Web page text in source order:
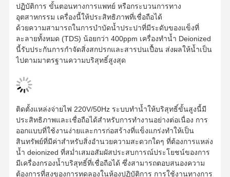
ปฏิบัติการ ขั้นตอนทางการแพทย์ หรือกระบวนการทาง
อุตสาหกรรม เครื่องนี้ให้ประสิทธิภาพที่เชื่อถือได้
ด้วยความสามารถในการบำบัดน้ำประปาที่มีระดับของแข็งที่
ละลายทั้งหมด (TDS) น้อยกว่า 400ppm เครื่องทำน้ำ Deionized
นี้รับประกันการกำจัดสิ่งสกปรกและสารปนเปื้อน ส่งผลให้น้ำเป็น
ไปตามมาตรฐานความบริสุทธิ์สูงสุด
ติดตั้งแหล่งจ่ายไฟ 220V/50Hz ระบบทำน้ำให้บริสุทธิ์ขั้นสูงนี้มี
ประสิทธิภาพและเชื่อถือได้สำหรับการทำงานอย่างต่อเนื่อง การ
ออกแบบที่ใช้งานง่ายและการก่อสร้างที่แข็งแกร่งทำให้เป็น
สินทรัพย์ที่มีค่าสำหรับสิ่งอำนวยความสะดวกใดๆ ที่ต้องการแหล่ง
น้ำ deionized ที่สม่ำเสมอสัมผัสประสบการณ์ประโยชน์ของการ
มีเครื่องกรองน้ำบริสุทธิ์ที่เชื่อถือได้ ซึ่งสามารถตอบสนองความ
ต้องการที่สูงของการทดลองในห้องปฏิบัติการ การใช้งานทางการ